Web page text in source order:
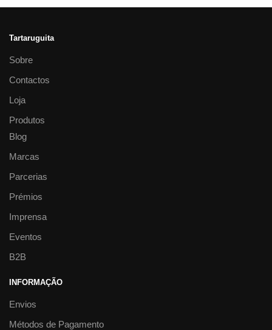
Tartaruguita
Sobre
Contactos
Loja
Produtos
Blog
Marcas
Parcerias
Prémios
Imprensa
Eventos
B2B
INFORMAÇÃO
Envios
Métodos de Pagamento